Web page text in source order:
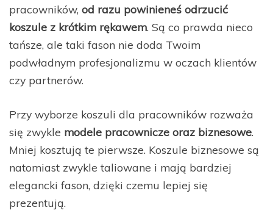
pracowników, od razu powinieneś odrzucić
koszule z krótkim rękawem. Są co prawda nieco
tańsze, ale taki fason nie doda Twoim
podwładnym profesjonalizmu w oczach klientów
czy partnerów.
Przy wyborze koszuli dla pracowników rozważa
się zwykle modele pracownicze oraz biznesowe.
Mniej kosztują te pierwsze. Koszule biznesowe są
natomiast zwykle taliowane i mają bardziej
elegancki fason, dzięki czemu lepiej się
prezentują.